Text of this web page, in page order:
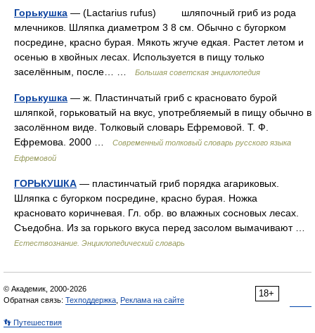
Горькушка — (Lactarius rufus) шляпочный гриб из рода
млечников. Шляпка диаметром 3 8 см. Обычно с бугорком
посредине, красно бурая. Мякоть жгуче едкая. Растет летом и
осенью в хвойных лесах. Используется в пищу только
заселённым, после… …
Большая советская энциклопедия
Горькушка — ж. Пластинчатый гриб с красновато бурой
шляпкой, горьковатый на вкус, употребляемый в пищу обычно в
засолённом виде. Толковый словарь Ефремовой. Т. Ф.
Ефремова. 2000 …
Современный толковый словарь русского языка
Ефремовой
ГОРЬКУШКА — пластинчатый гриб порядка агариковых.
Шляпка с бугорком посредине, красно бурая. Ножка
красновато коричневая. Гл. обр. во влажных сосновых лесах.
Съедобна. Из за горького вкуса перед засолом вымачивают …
Естествознание. Энциклопедический словарь
18+
© Академик, 2000-2026
Обратная связь: Техподдержка Реклама на сайте
👣 Путешествия